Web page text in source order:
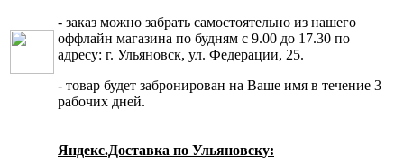
- заказ можно забрать самостоятельно из нашего
оффлайн магазина по будням с 9.00 до 17.30 по
адресу: г. Ульяновск, ул. Федерации, 25.
- товар будет забронирован на Ваше имя в течение 3
рабочих дней.
Яндекс.Доставка по Ульяновску: